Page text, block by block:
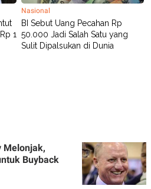
1
Nasional
BI Sebut Uang Pecahan Rp
50.000 Jadi Salah Satu yang
Sulit Dipalsukan di Dunia
Melonjak,
Buyback